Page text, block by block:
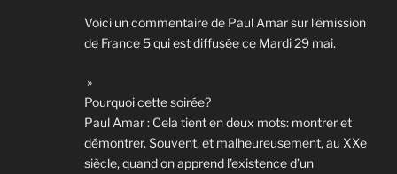
Voici un commentaire de Paul Amar sur l’émission
de France 5 qui est diffusée ce Mardi 29 mai.
»
Pourquoi cette soirée?
Paul Amar : Cela tient en deux mots: montrer et
démontrer. Souvent, et malheureusement, au XXe
siècle, quand on apprend l’existence d’un